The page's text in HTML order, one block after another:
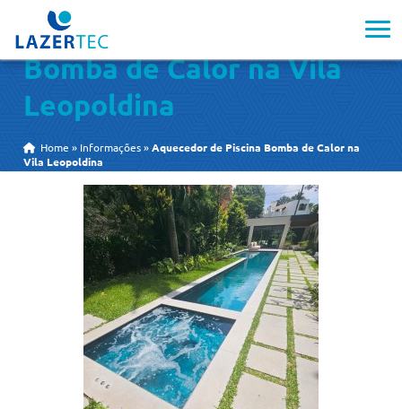
Aquecedor de Piscina
Bomba de Calor na Vila
Leopoldina
Home » Informações »Aquecedor de Piscina Bomba de Calor na
Vila Leopoldina